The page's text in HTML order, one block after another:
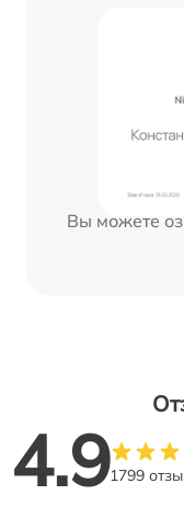
Вы можете
4.91799